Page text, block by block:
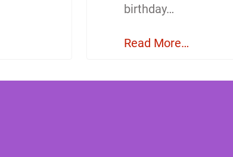
birthday…
Read More…